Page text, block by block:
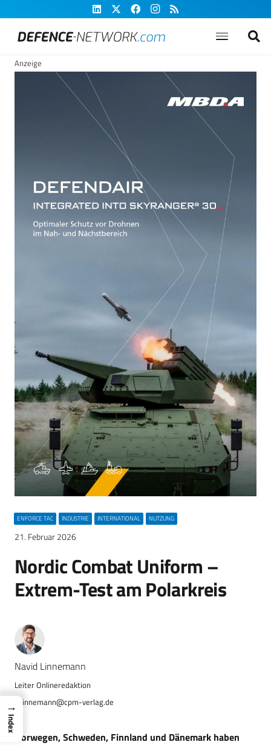
Anzeige
ENFORCE TAC INDUSTRIE INTERNATIONAL NUTZUNG
21. Februar 2026
Nordic Combat Uniform –
Extrem-Test am Polarkreis
Navid Linnemann
n.linnemann@cpm-verlag.de
Norwegen, Schweden, Finnland und Dänemark haben
→
Index